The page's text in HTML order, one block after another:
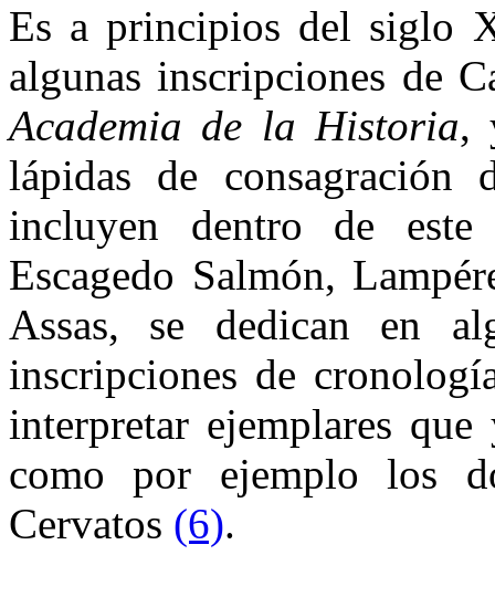
Es a principios del siglo
algunas inscripciones de
Academia de la Historia,
lápidas de consagración
incluyen dentro de este
Escagedo Salmón,
Assas, se dedican en
inscripciones de
interpretar ejemplares
como por ejemplo los
Cervatos (6).